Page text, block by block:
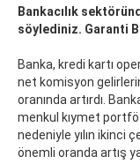
Bankacılık
söylediniz. Garanti
Banka, kredi kartı
net komisyon
oranında artırdı.
menkul kıymet
nedeniyle yılın ikinci
önemli oranda artış